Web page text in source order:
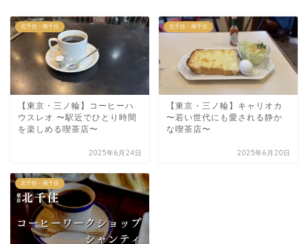
北千住・南千住
【東京・三ノ輪】コーヒーハ
ウスレオ 〜駅近でひとり時間
を楽しめる喫茶店〜
2025年6月24日
北千住・南千住
【東京・三ノ輪】キャリオカ
〜若い世代にも愛される静か
な喫茶店〜
2025年6月20日
北千住・南千住